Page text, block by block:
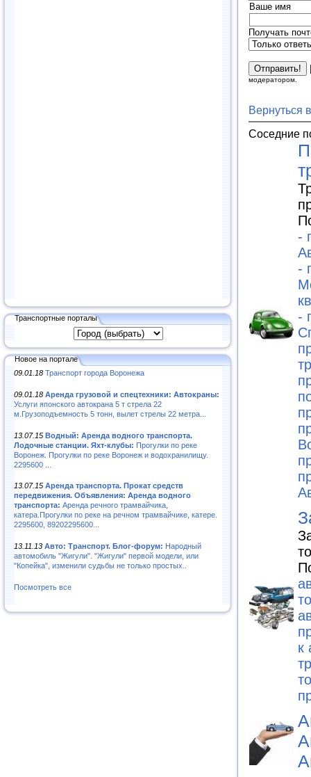
Транспортные порталы
Новое на портале
09.01.18 Транспорт города Воронежа
09.01.18 Аренда грузовой и спецтехники: Автокраны:
Услуги японского автокрана 5 т стрела 22
м.Грузоподъемность 5 тонн, вылет стрелы 22 метра...
13.07.15 Водный: Аренда водного транспорта.
Лодочные станции. Яхт-клубы: Прогулки по реке
Воронеж. Прогулки по реке Воронеж и водохранилищу.
2295600 ...
13.07.15 Аренда транспорта. Прокат средств
передвижения. Объявления: Аренда водного
транспорта: Аренда речного трамвайчика,
катера.Прогулки по реке на речном трамвайчике, катере.
2295600, 89202295600...
13.11.13 Авто: Транспорт. Блог-форум: Народный
автомобиль "Жигули". "Жигули" первой модели, или
"Копейка", изменили судьбы не только простых..
Посмотреть все
Ваше имя
Получать
модератором.
Вернуться
Соседние
-
-
-
к